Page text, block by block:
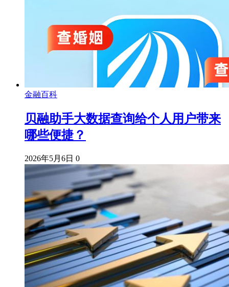
金融百科
贝融助手大数据查询给个人用户带来
哪些便捷？
2026年5月6日 0